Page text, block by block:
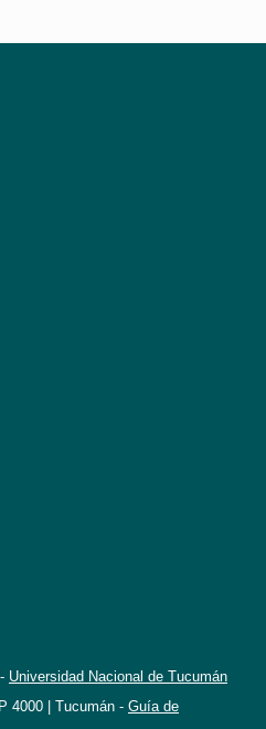
Universidad Nacional de Tucumán
4000 | Tucumán - Guía de